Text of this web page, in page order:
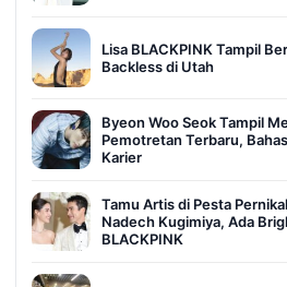
Lisa BLACKPINK Tampil
Backless di Utah
Byeon Woo Seok Tampil
Pemotretan Terbaru,
Karier
Tamu Artis di Pesta
Nadech Kugimiya, Ada
BLACKPINK